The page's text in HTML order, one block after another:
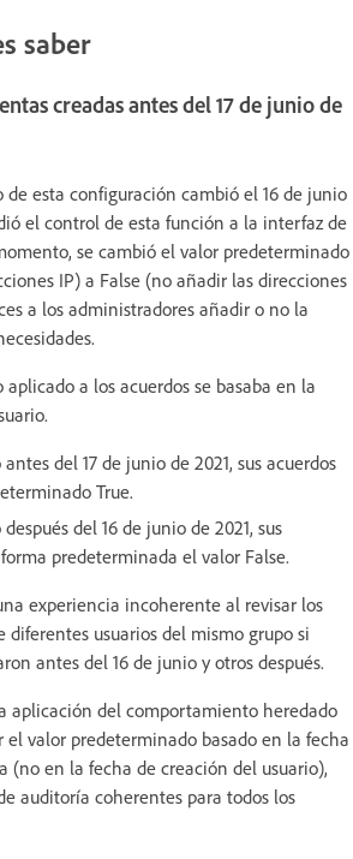
saber
creadas antes del 17 de junio de
esta configuración cambió el 16 de junio
el control de esta función a la interfaz de
se cambió el valor predeterminado
IP) a False (no añadir las direcciones
a los administradores añadir o no la
a los acuerdos se basaba en la
del 17 de junio de 2021, sus acuerdos
True.
del 16 de junio de 2021, sus
predeterminada el valor False.
experiencia incoherente al revisar los
diferentes usuarios del mismo grupo si
antes del 16 de junio y otros después.
aplicación del comportamiento heredado
el valor predeterminado basado en la fecha
(no en la fecha de creación del usuario),
auditoría coherentes para todos los